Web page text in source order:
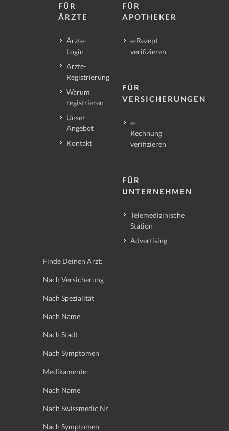
FÜR
ÄRZTE
Ärzte-
Login
Ärzte-
Registrierung
Warum
registrieren
Unser
Angebot
Kontakt
FÜR
APOTHEKER
e-Rezept
verifizieren
FÜR
VERSICHERUNGEN
e-
Rechnung
verifizieren
FÜR
UNTERNEHMEN
Telemedizinische
Station
Advertising
Finde Deinen Arzt:
Nach Versicherung
Nach Spezialität
Nach Name
Nach Stadt
Nach Symptomen
Medikamente:
Nach Name
Nach Swissmedic Nr
Nach Symptomen